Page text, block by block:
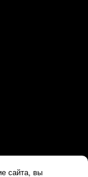
сайта, вы